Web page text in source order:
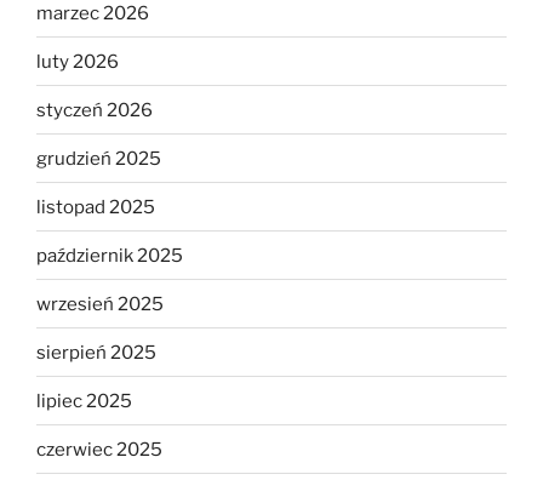
marzec 2026
luty 2026
styczeń 2026
grudzień 2025
listopad 2025
październik 2025
wrzesień 2025
sierpień 2025
lipiec 2025
czerwiec 2025